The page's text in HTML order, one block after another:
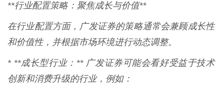
**行业配置策略：聚焦成长与价值**
在行业配置方面，广发证券的策略通常会兼顾成长性
和价值性，并根据市场环境进行动态调整。
* **成长型行业：** 广发证券可能会看好受益于技术
创新和消费升级的行业，例如：